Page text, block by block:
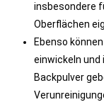
insbesondere
Oberflächen
Ebenso
einwickeln und
Backpulver